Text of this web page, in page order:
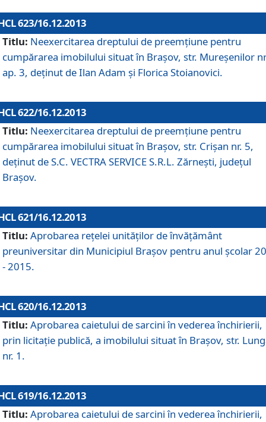
623/16.12.2013
Titlu: Neexercitarea dreptului de preemţiune pentru
cumpărarea imobilului situat în Braşov, str. Mureşenilor
ap. 3, deţinut de Ilan Adam şi Florica Stoianovici.
622/16.12.2013
Titlu: Neexercitarea dreptului de preemţiune pentru
cumpărarea imobilului situat în Braşov, str. Crişan nr. 5,
deţinut de S.C. VECTRA SERVICE S.R.L. Zărneşti, judeţul
Braşov.
621/16.12.2013
Titlu: Aprobarea reţelei unităţilor de învăţământ
preuniversitar din Municipiul Braşov pentru anul şcolar
- 2015.
620/16.12.2013
Titlu: Aprobarea caietului de sarcini în vederea închirierii,
prin licitaţie publică, a imobilului situat în Braşov, str.
nr. 1.
619/16.12.2013
Titlu: Aprobarea caietului de sarcini în vederea închirierii,